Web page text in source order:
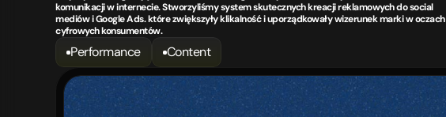
komunikacji w internecie. Stworzyliśmy system skutecznych kreacji reklamowych do social
mediów i Google Ads. które zwiększyły klikalność i uporządkowały wizerunek marki w oczach
cyfrowych konsumentów.
Performance Content